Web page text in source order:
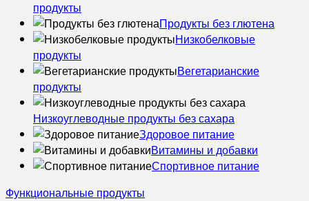
продукты
Продукты без глютена
Низкобелковые
продукты
Вегетарианские
продукты
Низкоуглеводные продукты без сахара
Здоровое питание
Витамины и добавки
Спортивное питание
Функциональные продукты